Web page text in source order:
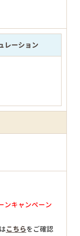
レーション
ンキャンペーン
こちらをご確認